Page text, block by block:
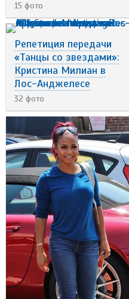
15 фото
Репетиция передачи
«Танцы со звездами»:
Кристина Милиан в
Лос-Анджелесе
32 фото